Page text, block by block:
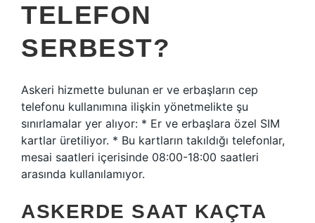
TELEFON
SERBEST?
Askeri hizmette bulunan er ve erbaşların cep
telefonu kullanımına ilişkin yönetmelikte şu
sınırlamalar yer alıyor: * Er ve erbaşlara özel SIM
kartlar üretiliyor. * Bu kartların takıldığı telefonlar,
mesai saatleri içerisinde 08:00-18:00 saatleri
arasında kullanılamıyor.
ASKERDE SAAT KAÇTA